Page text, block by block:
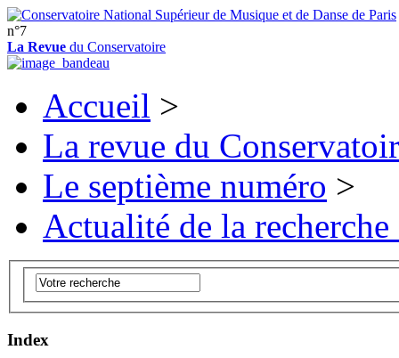
n°7
La Revue du Conservatoire
Accueil >
La revue du
Le septième numéro >
Actualité de la
Index